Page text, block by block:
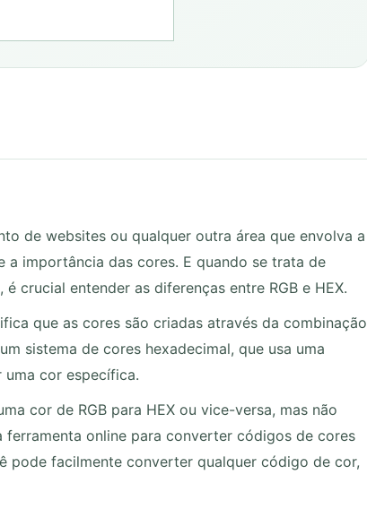
de websites ou qualquer outra área que envolva a
importância das cores. E quando se trata de
crucial entender as diferenças entre RGB e HEX.
que as cores são criadas através da combinação
sistema de cores hexadecimal, que usa uma
cor específica.
cor de RGB para HEX ou vice-versa, mas não
ferramenta online para converter códigos de cores
pode facilmente converter qualquer código de cor,